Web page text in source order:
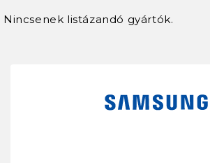
Nincsenek listázandó gyártók.